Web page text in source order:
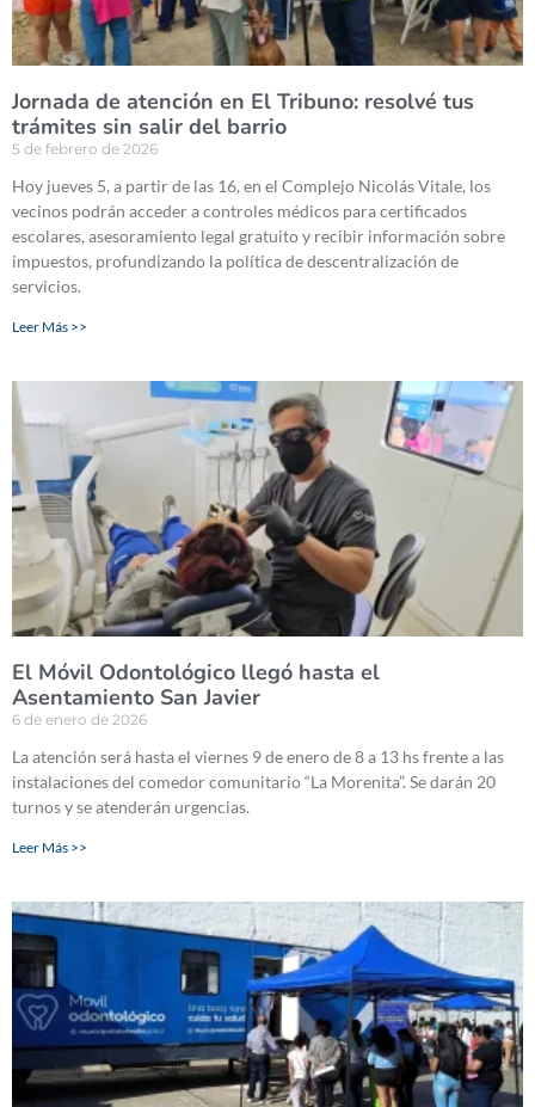
Jornada de atención en El Tribuno: resolvé tus
trámites sin salir del barrio
5 de febrero de 2026
Hoy jueves 5, a partir de las 16, en el Complejo Nicolás Vitale, los
vecinos podrán acceder a controles médicos para certificados
escolares, asesoramiento legal gratuito y recibir información sobre
impuestos, profundizando la política de descentralización de
servicios.
Leer Más >>
El Móvil Odontológico llegó hasta el
Asentamiento San Javier
6 de enero de 2026
La atención será hasta el viernes 9 de enero de 8 a 13 hs frente a las
instalaciones del comedor comunitario “La Morenita”. Se darán 20
turnos y se atenderán urgencias.
Leer Más >>